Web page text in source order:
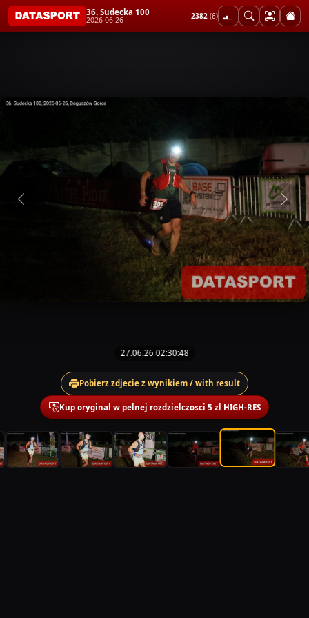
36. Sudecka 100
2026-06-26 2382 (6)
27.06.26 02:30:48
Pobierz zdjecie z wynikiem / with result
Kup oryginal w pelnej rozdzielczosci 5 zl HIGH-RES